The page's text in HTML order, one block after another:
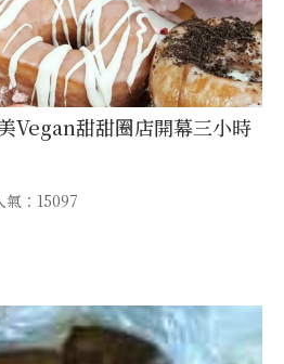
Vegan甜甜圈店開幕三小時
氣：15097